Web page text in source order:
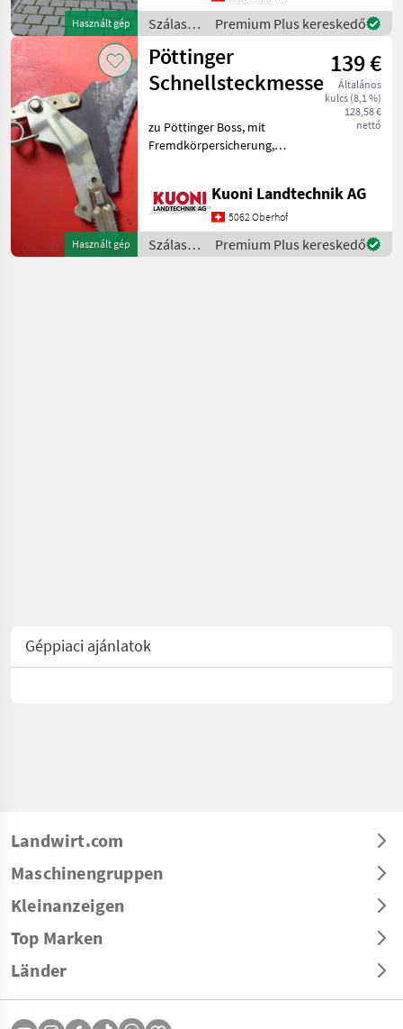
Használt gép
Szálastakarmány
betakarítók
/
Pöttinger
Premium Plus kereskedő
Használt gép
Pöttinger
Schnellsteckmesser
139 €
Általános
kulcs (8,1 %)
128,58 €
nettó
zu Pöttinger Boss, mit
Fremdkörpersicherung,
betakarítók Rendfelszedő
pótkocsi
Kuoni Landtechnik AG
5062 Oberhof
Szálastakarmány
betakarítók
Premium Plus kereskedő
Géppiaci ajánlatok
Landwirt.com
Maschinengruppen
Kleinanzeigen
Top Marken
Länder